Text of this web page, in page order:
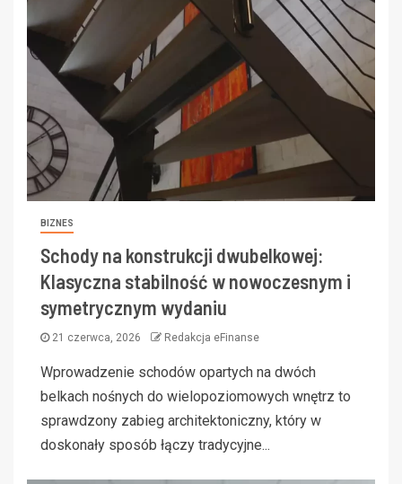
BIZNES
Schody na konstrukcji dwubelkowej:
Klasyczna stabilność w nowoczesnym i
symetrycznym wydaniu
21 czerwca, 2026 Redakcja eFinanse
Wprowadzenie schodów opartych na dwóch
belkach nośnych do wielopoziomowych wnętrz to
sprawdzony zabieg architektoniczny, który w
doskonały sposób łączy tradycyjne...